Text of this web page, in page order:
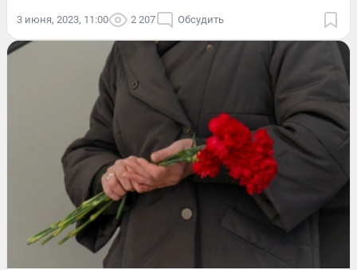
3 июня, 2023, 11:00 2 207 Обсудить